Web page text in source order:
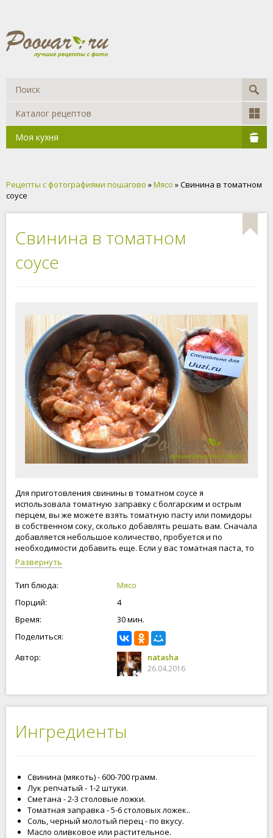
Каталог рецептов
Моя кухня
Рецепты с фотографиями пошагово »Мясо » Свинина в томатном
соусе
Свинина в томатном
соусе
Для приготовления свинины в томатном соусе я
использовала томатную заправку с болгарским и острым
перцем, вы же можете взять томатную пасту или помидоры
в собственном соку, сколько добавлять решать вам. Сначала
добавляется небольшое количество, пробуется и по
необходимости добавить еще. Если у вас томатная паста, то
обязательно надо влить мясной бульон или воду. Свинина в
томатном соусе, блюдо, которое можно готовить и в будни, и
на праздничный стол. Готовьте с любовью, будьте
счастливы и любимы!
Развернуть
Тип блюда:
Мясо
Порций:
4
Время:
30 мин.
Поделиться:
Автор:
natasha
26.04.2016
Ингредиенты
Свинина (мякоть) - 600-700 грамм.
Лук репчатый - 1-2 штуки.
Сметана - 2-3 столовые ложки.
Томатная заправка - 5-6 столовых ложек..
Соль, черный молотый перец - по вкусу.
Масло оливковое или растительное.